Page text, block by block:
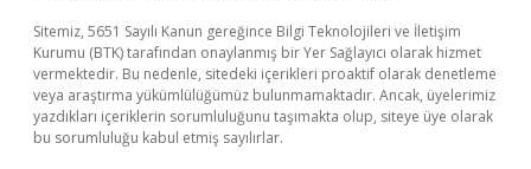
Sitemiz, 5651 Sayılı Kanun gereğince Bilgi Teknolojileri ve İletişim
Kurumu (BTK) tarafından onaylanmış bir Yer Sağlayıcı olarak hizmet
vermektedir. Bu nedenle, sitedeki içerikleri proaktif olarak denetleme
veya araştırma yükümlülüğümüz bulunmamaktadır. Ancak, üyelerimiz
yazdıkları içeriklerin sorumluluğunu taşımakta olup, siteye üye olarak
bu sorumluluğu kabul etmiş sayılırlar.